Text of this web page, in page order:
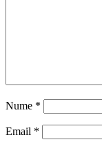
Nume *
Email *